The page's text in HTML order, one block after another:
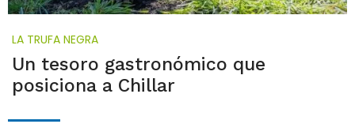
LA TRUFA NEGRA
Un tesoro gastronómico que
posiciona a Chillar